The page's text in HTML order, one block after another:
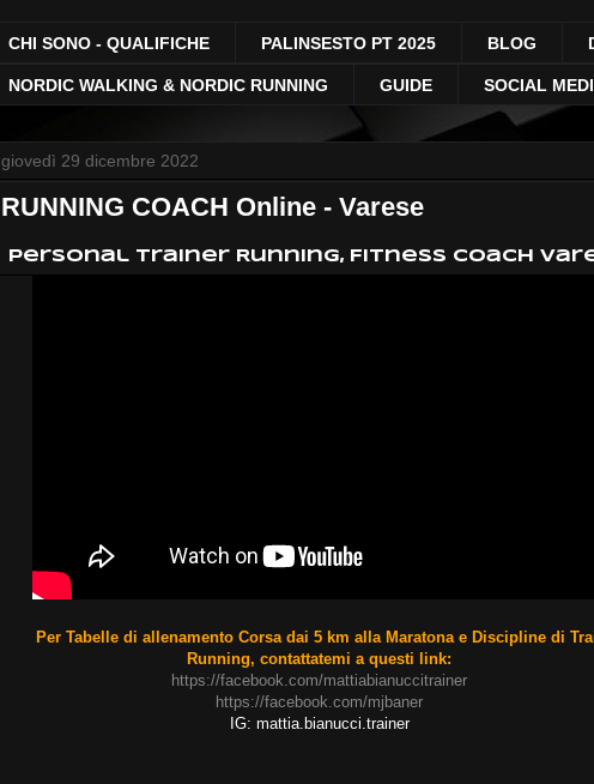
CHI SONO - QUALIFICHE PALINSESTO PT 2025 BLOG
NORDIC WALKING & NORDIC RUNNING GUIDE SOCIAL
giovedì 29 dicembre 2022
RUNNING COACH Online - Varese
Personal Trainer Running, Fitness Coach
Per Tabelle di allenamento Corsa dai 5 km alla Maratona e Discipline di
Running, contattatemi a questi link:
https://facebook.com/mattiabianuccitrainer
https://facebook.com/mjbaner
IG: mattia.bianucci.trainer